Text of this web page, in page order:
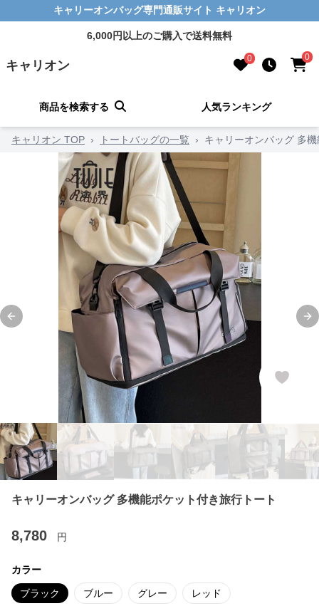
キャリーオンバッグ専門通販サイト キャリオン
6,000円以上のご購入で送料無料
キャリオン 0 0
商品を検索する 人気ランキング
キャリオン TOP › トートバッグの一覧 › キャリーオンバッグ 多
Previous slide
キャリーオンバッグ 多機能ポケット付き旅行トート
8,780 円
カラー
ブラック ブルー グレー レッド